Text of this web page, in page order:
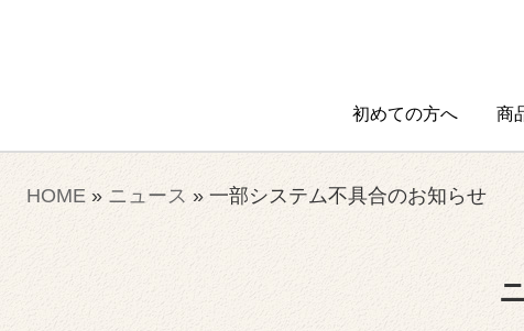
初めての方へ 商
HOME » ニュース » 一部システム不具合のお知らせ